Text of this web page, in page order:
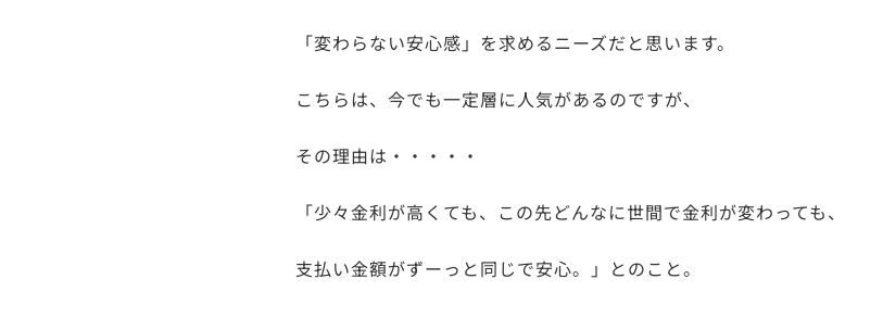
「変わらない安心感」を求めるニーズだと思います。
こちらは、今でも一定層に人気があるのですが、
その理由は・・・・・
「少々金利が高くても、この先どんなに世間で金利が変わっても、
支払い金額がずーっと同じで安心。」とのこと。